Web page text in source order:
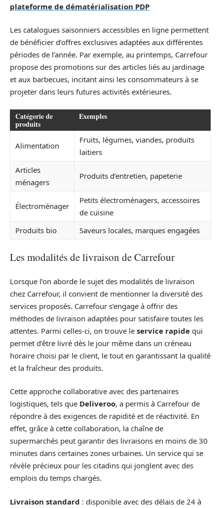
plateforme de dématérialisation PDP
Les catalogues saisonniers accessibles en ligne permettent
de bénéficier d’offres exclusives adaptées aux différentes
périodes de l’année. Par exemple, au printemps, Carrefour
propose des promotions sur des articles liés au jardinage
et aux barbecues, incitant ainsi les consommateurs à se
projeter dans leurs futures activités extérieures.
Catégorie de
produits
Exemples
Alimentation
Fruits, légumes, viandes, produits
laitiers
Articles
ménagers
Produits d’entretien, papeterie
Électroménager
Petits électroménagers, accessoires
de cuisine
Produits bio
Saveurs locales, marques engagées
Les modalités de livraison de Carrefour
Lorsque l’on aborde le sujet des modalités de livraison
chez Carrefour, il convient de mentionner la diversité des
services proposés. Carrefour s’engage à offrir des
méthodes de livraison adaptées pour satisfaire toutes les
attentes. Parmi celles-ci, on trouve le service rapide qui
permet d’être livré dès le jour même dans un créneau
horaire choisi par le client, le tout en garantissant la qualité
et la fraîcheur des produits.
Cette approche collaborative avec des partenaires
logistiques, tels que Deliveroo, a permis à Carrefour de
répondre à des exigences de rapidité et de réactivité. En
effet, grâce à cette collaboration, la chaîne de
supermarchés peut garantir des livraisons en moins de 30
minutes dans certaines zones urbaines. Un service qui se
révèle précieux pour les citadins qui jonglent avec des
emplois du temps chargés.
Livraison standard : disponible avec des délais de 24 à